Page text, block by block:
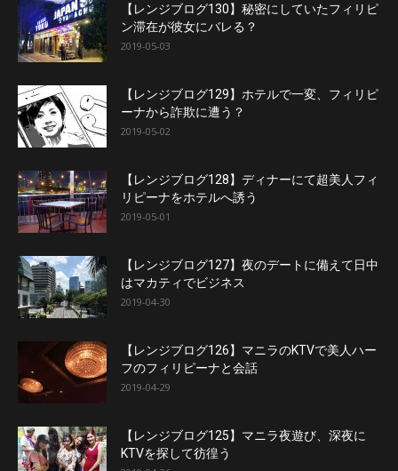
【レンジブログ130】秘密にしていたフィリピ
ン滞在が彼女にバレる？
2019-05-03
【レンジブログ129】ホテルで一変、フィリピ
ーナから詐欺に遭う？
2019-05-02
【レンジブログ128】ディナーにて超美人フィ
リピーナをホテルへ誘う
2019-05-01
【レンジブログ127】夜のデートに備えて日中
はマカティでビジネス
2019-04-30
【レンジブログ126】マニラのKTVで美人ハー
フのフィリピーナと会話
2019-04-29
【レンジブログ125】マニラ夜遊び、深夜に
KTVを探して彷徨う